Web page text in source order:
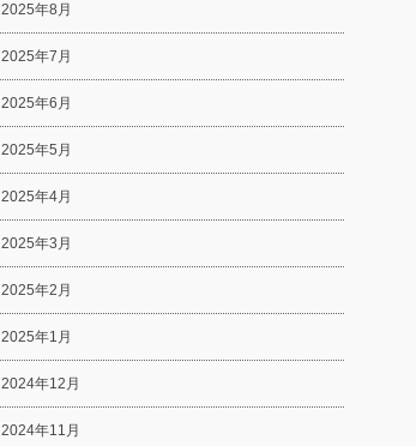
2025年8月
2025年7月
2025年6月
2025年5月
2025年4月
2025年3月
2025年2月
2025年1月
2024年12月
2024年11月